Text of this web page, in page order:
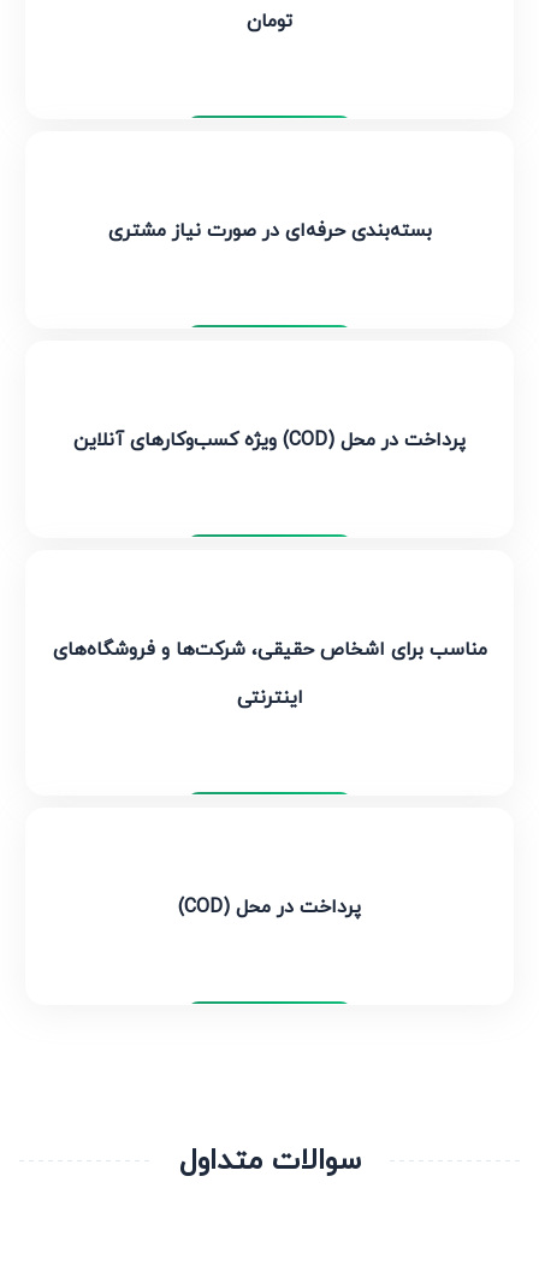
تومان
بسته‌بندی حرفه‌ای در صورت نیاز مشتری
پرداخت در محل (COD) ویژه کسب‌وکارهای آنلاین
مناسب برای اشخاص حقیقی، شرکت‌ها و فروشگاه‌های
اینترنتی
پرداخت در محل (COD)
سوالات متداول